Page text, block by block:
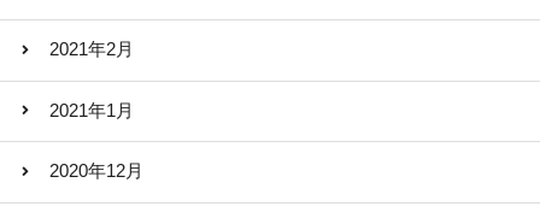
2021年2月
2021年1月
2020年12月